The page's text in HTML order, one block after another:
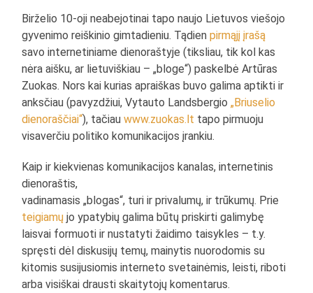
Birželio 10-oji neabejotinai tapo naujo Lietuvos viešojo
gyvenimo reiškinio gimtadieniu. Tądienpirmąjį įrašą
savo internetiniame dienoraštyje (tiksliau, tik kol kas
nėra aišku, ar lietuviškiau – „bloge“) paskelbė Artūras
Zuokas. Nors kai kurias apraiškas buvo galima aptikti ir
anksčiau (pavyzdžiui, Vytauto Landsbergio„Briuselio
dienoraščiai“), tačiauwww.zuokas.lt tapo pirmuoju
visaverčiu politiko komunikacijos įrankiu.
Kaip ir kiekvienas komunikacijos kanalas, internetinis
dienoraštis,
vadinamasis „blogas“, turi ir privalumų, ir trūkumų. Prie
teigiamų jo ypatybių galima būtų priskirti galimybę
laisvai formuoti ir nustatyti žaidimo taisykles – t.y.
spręsti dėl diskusijų temų, mainytis nuorodomis su
kitomis susijusiomis interneto svetainėmis, leisti, riboti
arba visiškai drausti skaitytojų komentarus.